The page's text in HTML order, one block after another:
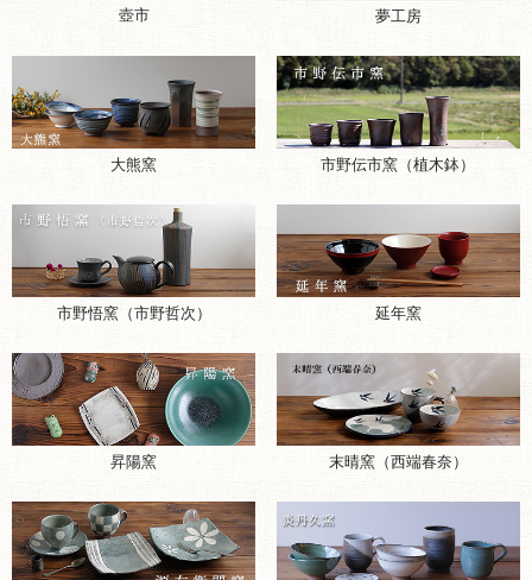
壺市 夢工房
大熊窯 市野伝市窯（植木鉢）
市野悟窯（市野哲次） 延年窯
昇陽窯 末晴窯（西端春奈）